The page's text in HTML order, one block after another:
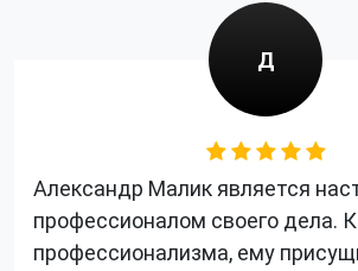
Д
Александр Малик является
профессионалом своего дела.
профессионализма, ему